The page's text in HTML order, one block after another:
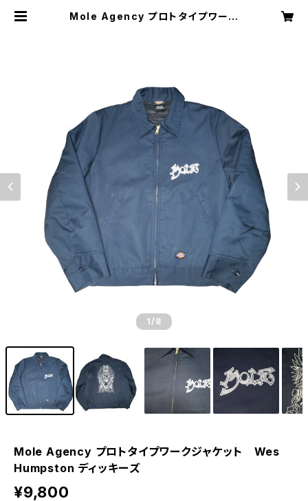
Mole Agency プロトタイプワーク
1 /8
Mole Agency プロトタイプワークジャケット Wes
Humpston ディッキーズ
¥9,800